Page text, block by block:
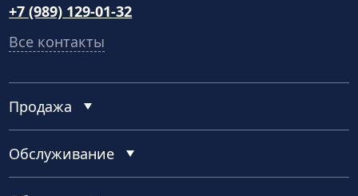
+7 (989) 129-01-32
Все контакты
Продажа
Обслуживание